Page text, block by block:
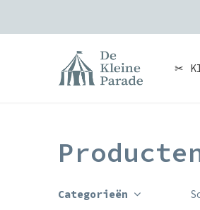
✂
Categorieën